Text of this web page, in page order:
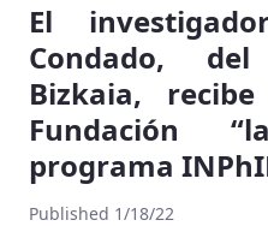
El
Condado,
Bizkaia,
Fundación
programa
Published 1/18/22